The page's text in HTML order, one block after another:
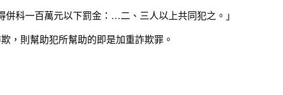
併科一百萬元以下罰金：…二、三人以上共同犯之。」
，則幫助犯所幫助的即是加重詐欺罪。